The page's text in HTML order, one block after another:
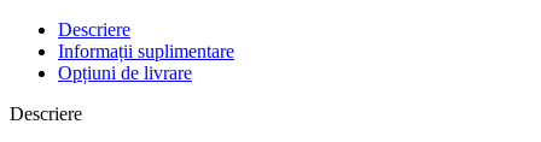
Descriere
Informații suplimentare
Opțiuni de livrare
Descriere